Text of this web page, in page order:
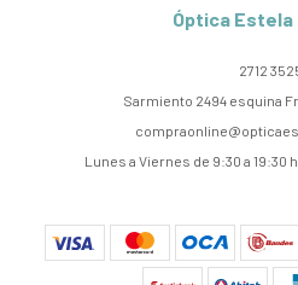
Óptica
2712
Sarmiento 2494 esquina
Lunes a Viernes de 9:30 a 19:30